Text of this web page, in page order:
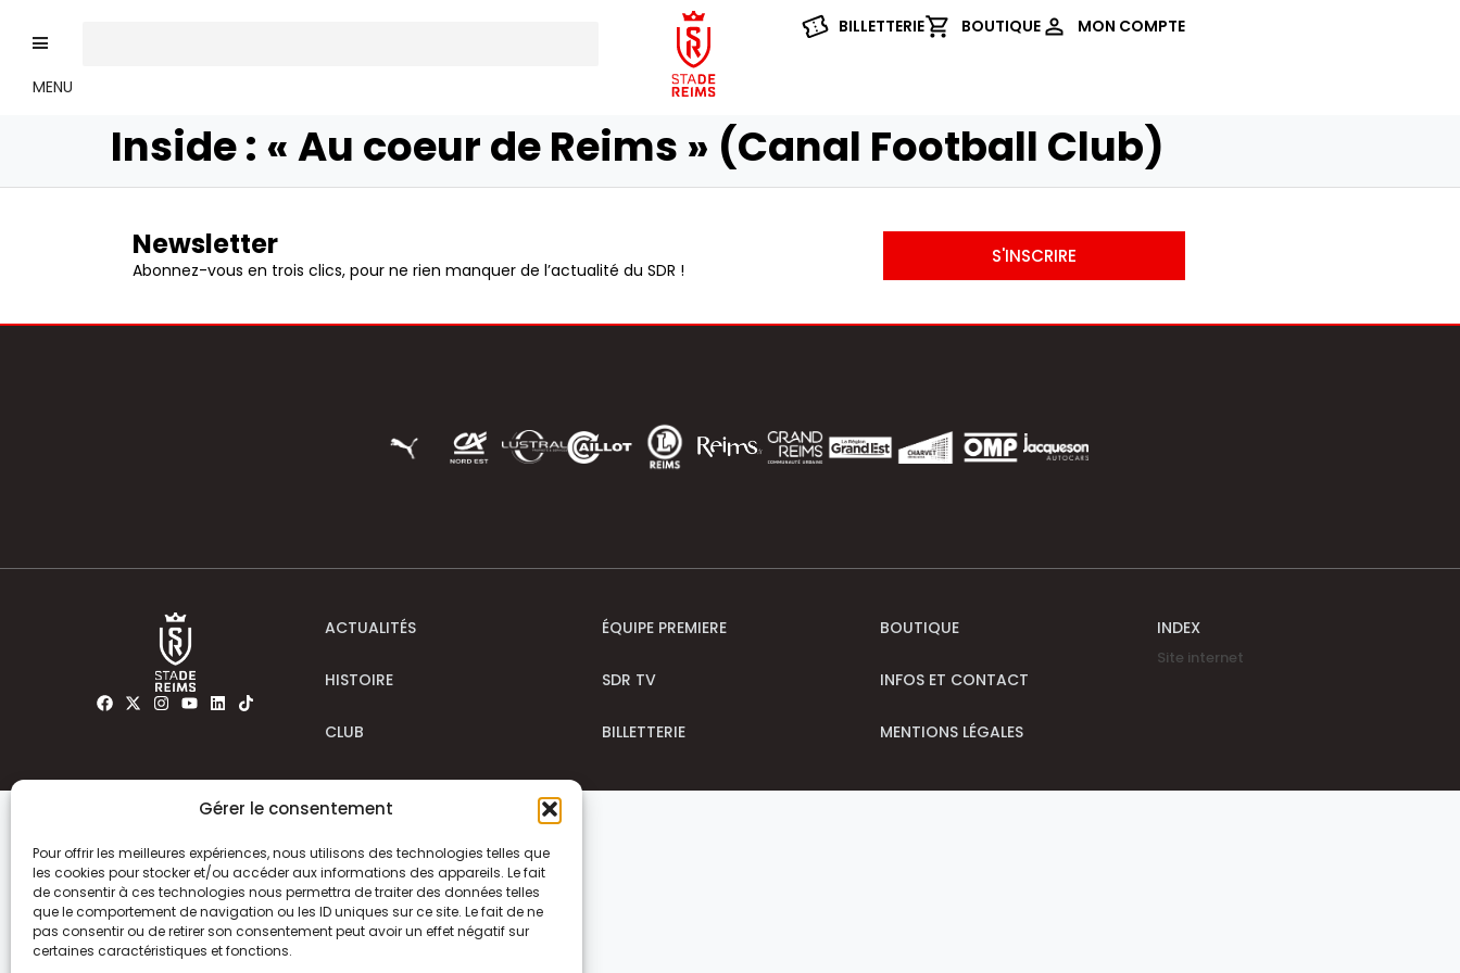
Gérer le consentement
Pour offrir les meilleures expériences, nous utilisons des technologies telles que
les cookies pour stocker et/ou accéder aux informations des appareils. Le fait
de consentir à ces technologies nous permettra de traiter des données telles
que le comportement de navigation ou les ID uniques sur ce site. Le fait de ne
pas consentir ou de retirer son consentement peut avoir un effet négatif sur
certaines caractéristiques et fonctions.
MENU
BILLETTERIE BOUTIQUE MON COMPTE
Inside : « Au coeur de Reims » (Canal Football Club)
Newsletter
Abonnez-vous en trois clics, pour ne rien manquer de l’actualité du SDR !
S'INSCRIRE
ACTUALITÉS
HISTOIRE
CLUB
ÉQUIPE PREMIERE
SDR TV
BILLETTERIE
BOUTIQUE
INFOS ET CONTACT
MENTIONS LÉGALES
INDEX
Site internet